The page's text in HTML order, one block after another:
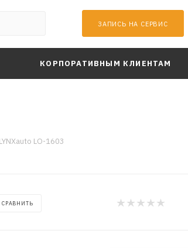
ЗАПИСЬ НА СЕРВИС
КОРПОРАТИВНЫМ КЛИЕНТАМ
LO-1603
СРАВНИТЬ